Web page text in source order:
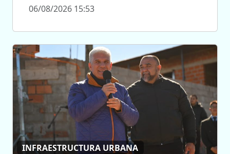
06/08/2026 15:53
INFRAESTRUCTURA URBANA